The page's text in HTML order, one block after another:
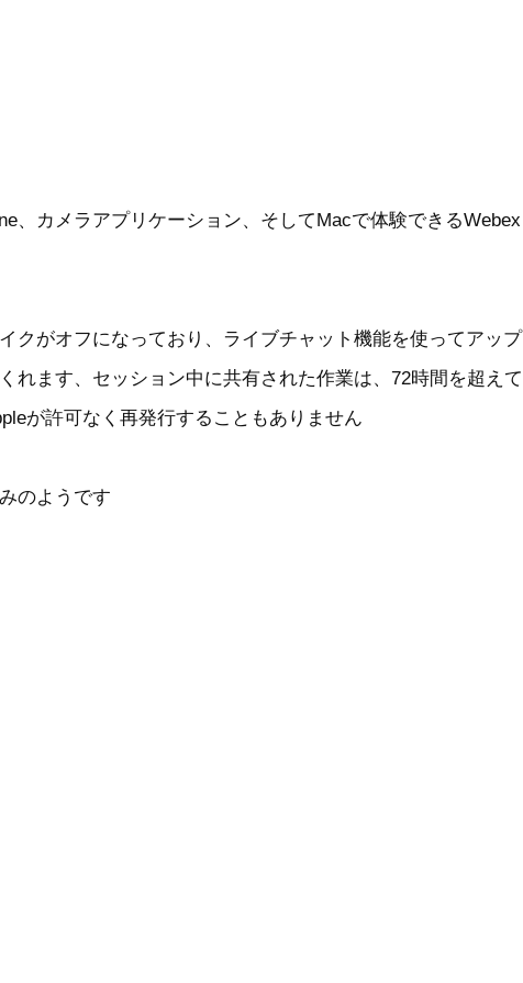
、カメラアプリケーション、そしてMacで体験できるWebex
クがオフになっており、ライブチャット機能を使ってアップ
れます、セッション中に共有された作業は、72時間を超えて
が許可なく再発行することもありません
のようです